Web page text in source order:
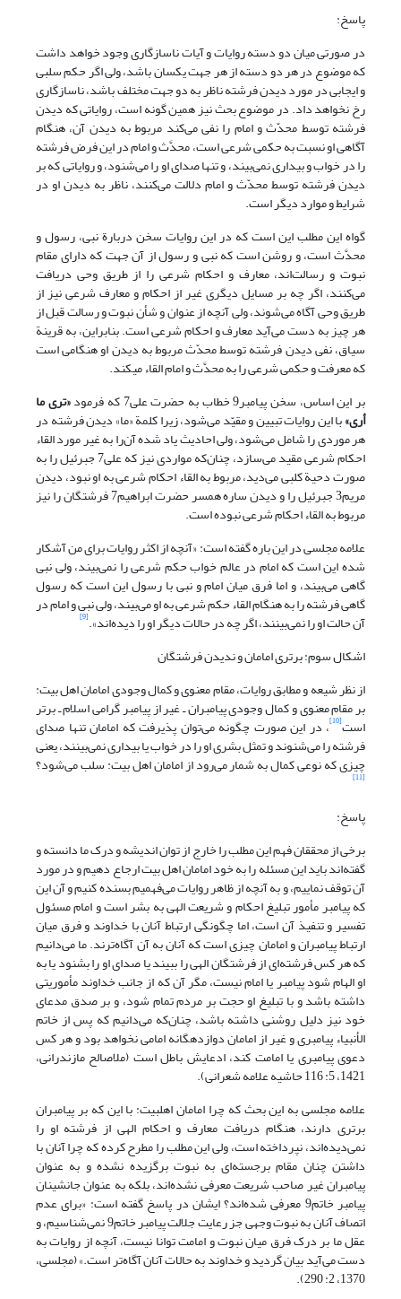
پاسخ:
در صورتی میان دو دسته روایات و آیات ناسازگاری وجود خواهد داشت
که موضوع در هر دو دسته از هر جهت یکسان باشد، ولی اگر حکم سلبی
و ایجابی در مورد دیدن فرشته ناظر به دو جهت مختلف باشد، ناسازگاری
رخ نخواهد داد. در موضوع بحث نیز همین گونه است، روایاتی که دیدن
فرشته توسط محدّث و امام را نفی می‌کند مربوط به دیدن آن، هنگام
آگاهی او نسبت به حکمی شرعی است، محدَّث و امام در این فرض فرشته
را در خواب و بیداری نمی‌بیند،‌ و تنها صدای او را می‌شنود، و روایاتی که بر
دیدن فرشته توسط محدّث و امام دلالت می‌کنند، ناظر به دیدن او در
شرایط و موارد دیگر است.
گواه این مطلب این است که در این روایات سخن دربارة نبی، رسول و
محدَّث است، و روشن است که نبی و رسول از آن جهت که دارای مقام
نبوت و رسالت‌اند، معارف و احکام شرعی را از طریق وحی دریافت
می‌کنند، اگر چه بر مسایل دیگری غیر از احکام و معارف شرعی نیز از
طریق وحی آگاه می‌شوند، ولی آنچه از عنوان و شأن نبوت و رسالت قبل از
هر چیز به دست می‌آید معارف و احکام شرعی است. بنابراین، به قرینة
سیاق، نفی دیدن فرشته توسط محدّث مربوط به دیدن او هنگامی است
که معرفت و حکمی شرعی را به محدَّث و امام القاء می‏کند.
بر این اساس، سخن پیامبر9 خطاب به حضرت علی7 که فرمود
«تری ما
أری»با این روایات تبیین و مقیّد می‌شود، زیرا کلمة «ما» دیدن فرشته در
هر موردی را شامل می‌شود، ولی احادیث یاد شده آن‌را به غیر مورد القاء
احکام شرعی مقید می‌سازد، چنان‌که مواردی نیز که علی7 جبرئیل را به
صورت دحیة کلبی می‌دید، مربوط به القاء احکام شرعی به او نبود، دیدن
مریم3 جبرئیل را و دیدن ساره همسر حضرت ابراهیم7 فرشتگان را نیز
مربوط به القاء احکام شرعی نبوده است.
علامه مجلسی در این باره گفته است: «آنچه از اکثر روایات برای من آشکار
شده این است که امام در عالم خواب حکم شرعی را نمی‌بیند، ولی نبی
گاهی می‌بیند، و اما فرق میان امام و نبی با رسول این است که رسول
گاهی فرشته را به هنگام القاء حکم شرعی به او می‌بیند، ولی نبی و امام در
آن حالت او را نمی‌بینند، اگر چه در حالات دیگر او را دیده‌اند».[9]
اشکال سوم: برتری امامان و ندیدن فرشتگان
از نظر شیعه و مطابق روایات، مقام معنوی و کمال وجودی امامان اهل بیت:
بر مقام معنوی و کمال وجودی پیامبران ـ غیر از پیامبر گرامی اسلام ـ برتر
است[10] ، در این صورت چگونه می‌توان پذیرفت که امامان تنها صدای
فرشته را می‌شنوند و تمثل بشری او را در خواب یا بیداری نمی‌بینند، یعنی
چیزی که نوعی کمال به شمار می‌رود از امامان اهل بیت: سلب می‌شود؟
[11]
پاسخ:
برخی از محققان فهم این مطلب را خارج از توان اندیشه و درک ما دانسته و
گفته‌‎اند باید این مسئله را به خود امامان اهل بیت ارجاع دهیم و در مورد
آن توقف نماییم، و به آنچه از ظاهر روایات می‌فهمیم بسنده کنیم و آن این
که پیامبر مأمور تبلیغ احکام و شریعت الهی به بشر است و امام مسئول
تفسیر و تنفیذ آن ‎است، اما چگونگی ارتباط آنان با خداوند و فرق میان
ارتباط پیامبران و امامان چیزی است که آنان به آن آگاه‌ترند. ما می‌دانیم
که هر کس فرشته‌ای از فرشتگان الهی را ببیند یا صدای او را بشنود یا به
او الهام شود پیامبر یا امام نیست،‌ مگر آن که از جانب خداوند مأموریتی
داشته باشد و با تبلیغ او حجت بر مردم تمام شود،‌ و بر صدق مدعای
خود نیز دلیل روشنی داشته باشد، چنان‌که می‌دانیم که پس از خاتم
الأنبیاء پیامبری و غیر از امامان دوازدهگانه امامی نخواهد بود و هر کس
دعوی پیامبری یا امامت کند،‌ ادعایش باطل است (ملاصالح مازندرانی،
1421، 5: 116 حاشیه علامه شعرانی).
علامه مجلسی به این بحث که چرا امامان اهل‏بیت: با این که بر پیامبران
برتری دارند، هنگام دریافت معارف و احکام الهی از فرشته او را
نمی‌دیده‌اند، نپرداخته است، ولی این مطلب را مطرح کرده که چرا آنان با
داشتن چنان مقام برجسته‌ای به نبوت برگزیده نشده و به عنوان
پیامبران غیر صاحب شریعت معرفی نشده‌اند، بلکه به عنوان جانشینان
پیامبر خاتم9 معرفی شده‌اند؟ ایشان در پاسخ گفته است: «برای عدم
اتصاف آنان به نبوت وجهی جز رعایت جلالت پیامبر خاتم9 نمی‌شناسیم، و
عقل ما بر درک فرق میان نبوت و امامت توانا نیست، آنچه از روایات به
دست می‌آید بیان گردید و خداوند به حالات آنان آگاه‌تر است.» (مجلسی،
1370، 2: 290).